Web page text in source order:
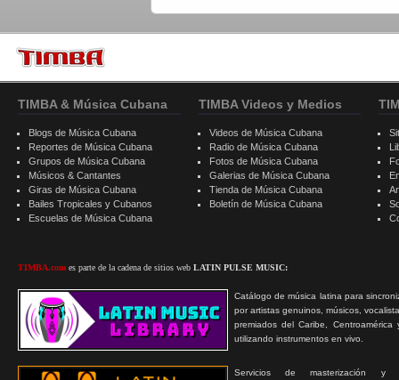
TIMBA & Música Cubana
Blogs de Música Cubana
Reportes de Música Cubana
Grupos de Música Cubana
Músicos & Cantantes
Giras de Música Cubana
Bailes Tropicales y Cubanos
Escuelas de Música Cubana
TIMBA.com es parte de la cadena de sitios web LATIN PULSE MUSIC:
Catálogo de música latina para
por artistas genuinos, músicos,
premiados del Caribe, Centroamérica
utilizando instrumentos en vivo.
Servicios de masterización y
TIMBA Videos y Medios
Videos de Música Cubana
Radio de Música Cubana
Fotos de Música Cubana
Galerias de Música Cubana
Tienda de Música Cubana
Boletín de Música Cubana